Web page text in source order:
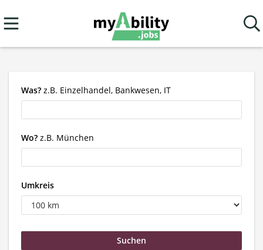
Was? z.B. Einzelhandel, Bankwesen, IT
Wo? z.B. München
Umkreis